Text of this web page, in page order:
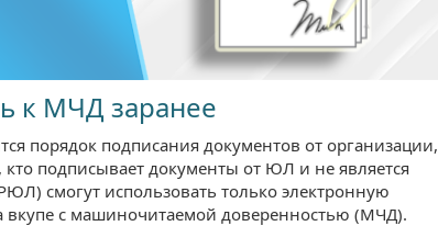
к МЧД заранее
порядок подписания документов от организации,
кто подписывает документы от ЮЛ и не является
смогут использовать только электронную
вкупе с машиночитаемой доверенностью (МЧД).